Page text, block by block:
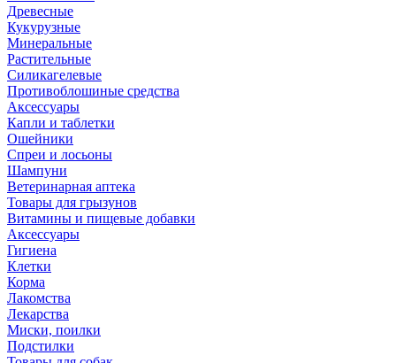
Древесные
Кукурузные
Минеральные
Растительные
Силикагелевые
Противоблошиные средства
Аксессуары
Капли и таблетки
Ошейники
Спреи и лосьоны
Шампуни
Ветеринарная аптека
Товары для грызунов
Витамины и пищевые добавки
Аксессуары
Гигиена
Клетки
Корма
Лакомства
Лекарства
Миски, поилки
Подстилки